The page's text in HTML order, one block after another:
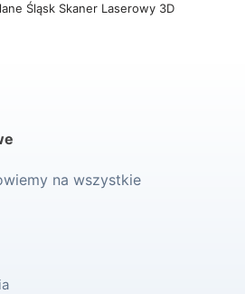
Śląsk Skaner Laserowy 3D
na wszystkie